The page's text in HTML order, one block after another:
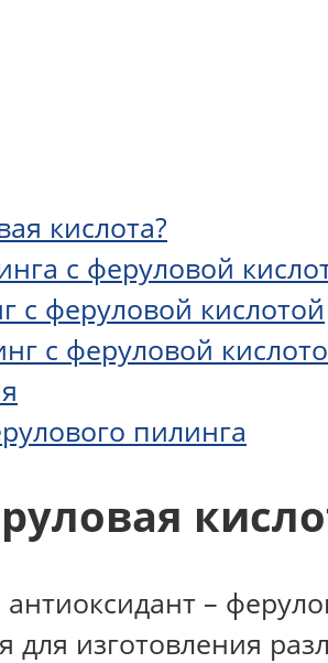
кислота?
с феруловой
с феруловой кислотой
с феруловой
пилинга
–
для изготовления